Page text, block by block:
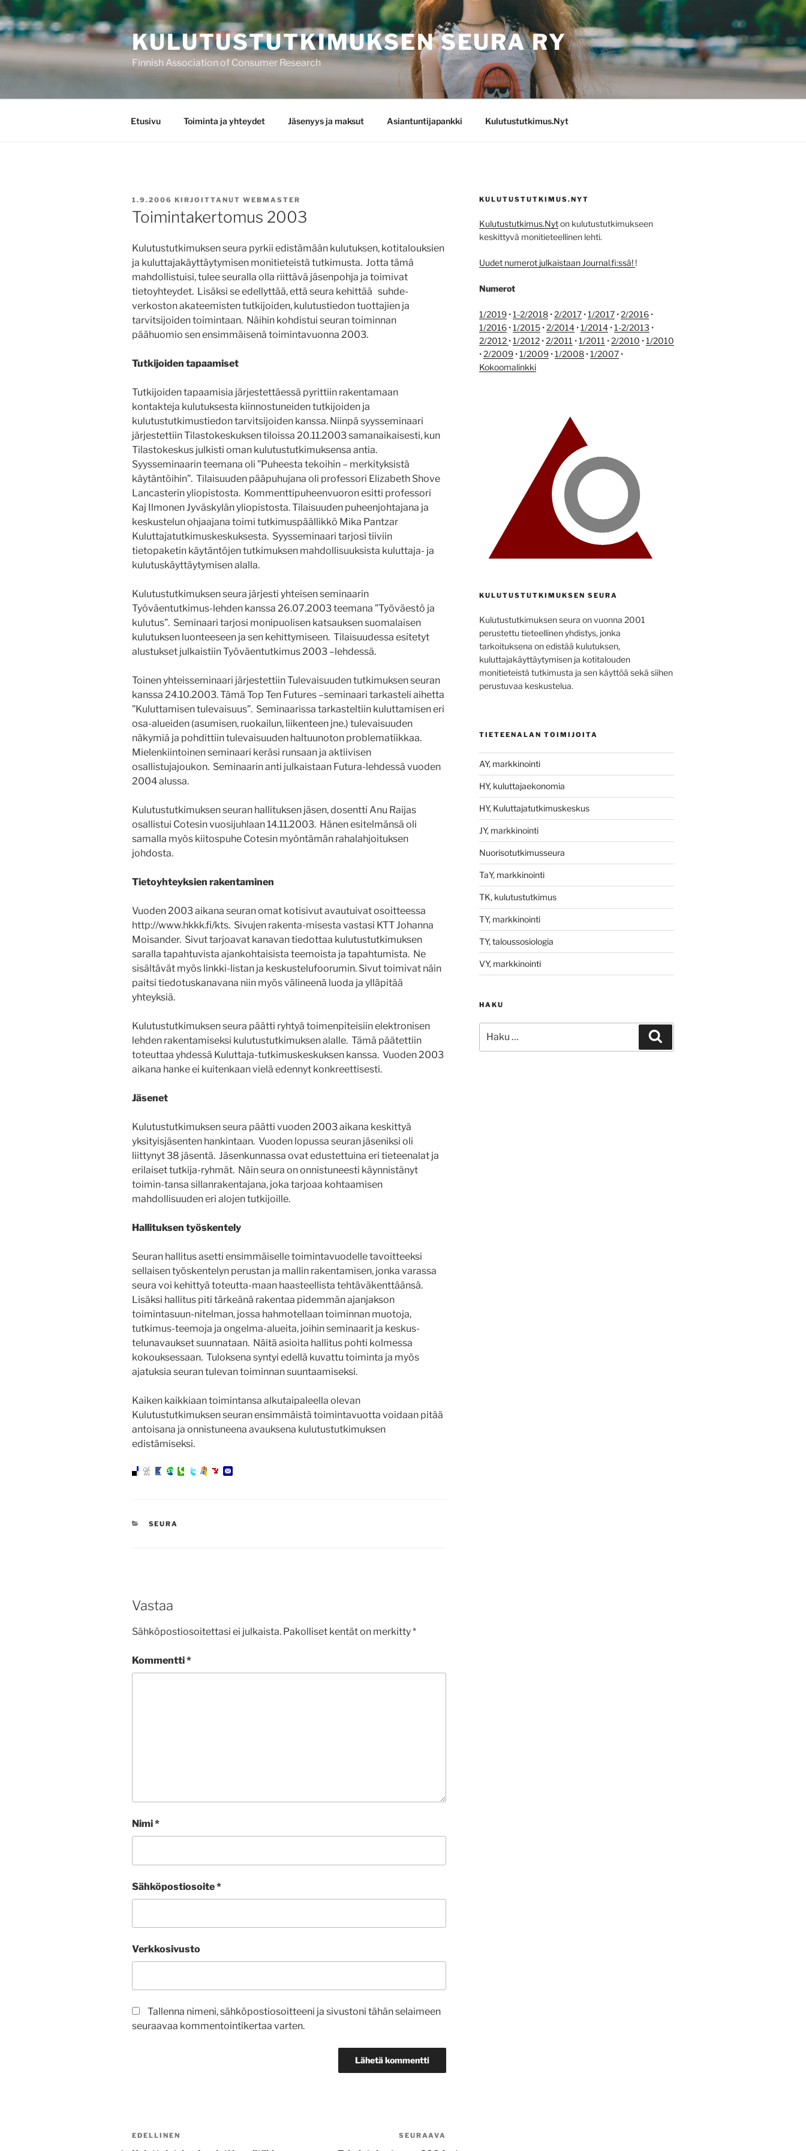
Siirry
sisältöön
KULUTUSTUTKIMUKSEN SEURA RY
Finnish Association of Consumer Research
Etusivu Toiminta ja yhteydet Jäsenyys ja maksut Asiantuntijapankki Kulutustutkimus.Nyt
JULKAISTU
1.9.2006 KIRJOITTANUT WEBMASTER
Toimintakertomus 2003
Kulutustutkimuksen seura pyrkii edistämään kulutuksen, kotitalouksien
ja kuluttajakäyttäytymisen monitieteistä tutkimusta. Jotta tämä
mahdollistuisi, tulee seuralla olla riittävä jäsenpohja ja toimivat
tietoyhteydet. Lisäksi se edellyttää, että seura kehittää suhde-
verkoston akateemisten tutkijoiden, kulutustiedon tuottajien ja
tarvitsijoiden toimintaan. Näihin kohdistui seuran toiminnan
päähuomio sen ensimmäisenä toimintavuonna 2003.
Tutkijoiden tapaamiset
Tutkijoiden tapaamisia järjestettäessä pyrittiin rakentamaan
kontakteja kulutuksesta kiinnostuneiden tutkijoiden ja
kulutustutkimustiedon tarvitsijoiden kanssa. Niinpä syysseminaari
järjestettiin Tilastokeskuksen tiloissa 20.11.2003 samanaikaisesti, kun
Tilastokeskus julkisti oman kulutustutkimuksensa antia.
Syysseminaarin teemana oli ”Puheesta tekoihin – merkityksistä
käytäntöihin”. Tilaisuuden pääpuhujana oli professori Elizabeth Shove
Lancasterin yliopistosta. Kommenttipuheenvuoron esitti professori
Kaj Ilmonen Jyväskylän yliopistosta. Tilaisuuden puheenjohtajana ja
keskustelun ohjaajana toimi tutkimuspäällikkö Mika Pantzar
Kuluttajatutkimuskeskuksesta. Syysseminaari tarjosi tiiviin
tietopaketin käytäntöjen tutkimuksen mahdollisuuksista kuluttaja- ja
kulutuskäyttäytymisen alalla.
Kulutustutkimuksen seura järjesti yhteisen seminaarin
Työväentutkimus-lehden kanssa 26.07.2003 teemana ”Työväestö ja
kulutus”. Seminaari tarjosi monipuolisen katsauksen suomalaisen
kulutuksen luonteeseen ja sen kehittymiseen. Tilaisuudessa esitetyt
alustukset julkaistiin Työväentutkimus 2003 –lehdessä.
Toinen yhteisseminaari järjestettiin Tulevaisuuden tutkimuksen seuran
kanssa 24.10.2003. Tämä Top Ten Futures –seminaari tarkasteli aihetta
”Kuluttamisen tulevaisuus”. Seminaarissa tarkasteltiin kuluttamisen eri
osa-alueiden (asumisen, ruokailun, liikenteen jne.) tulevaisuuden
näkymiä ja pohdittiin tulevaisuuden haltuunoton problematiikkaa.
Mielenkiintoinen seminaari keräsi runsaan ja aktiivisen
osallistujajoukon. Seminaarin anti julkaistaan Futura-lehdessä vuoden
2004 alussa.
Kulutustutkimuksen seuran hallituksen jäsen, dosentti Anu Raijas
osallistui Cotesin vuosijuhlaan 14.11.2003. Hänen esitelmänsä oli
samalla myös kiitospuhe Cotesin myöntämän rahalahjoituksen
johdosta.
Tietoyhteyksien rakentaminen
Vuoden 2003 aikana seuran omat kotisivut avautuivat osoitteessa
http://www.hkkk.fi/kts. Sivujen rakenta-misesta vastasi KTT Johanna
Moisander. Sivut tarjoavat kanavan tiedottaa kulutustutkimuksen
saralla tapahtuvista ajankohtaisista teemoista ja tapahtumista. Ne
sisältävät myös linkki-listan ja keskustelufoorumin. Sivut toimivat näin
paitsi tiedotuskanavana niin myös välineenä luoda ja ylläpitää
yhteyksiä.
Kulutustutkimuksen seura päätti ryhtyä toimenpiteisiin elektronisen
lehden rakentamiseksi kulutustutkimuksen alalle. Tämä päätettiin
toteuttaa yhdessä Kuluttaja-tutkimuskeskuksen kanssa. Vuoden 2003
aikana hanke ei kuitenkaan vielä edennyt konkreettisesti.
Jäsenet
Kulutustutkimuksen seura päätti vuoden 2003 aikana keskittyä
yksityisjäsenten hankintaan. Vuoden lopussa seuran jäseniksi oli
liittynyt 38 jäsentä. Jäsenkunnassa ovat edustettuina eri tieteenalat ja
erilaiset tutkija-ryhmät. Näin seura on onnistuneesti käynnistänyt
toimin-tansa sillanrakentajana, joka tarjoaa kohtaamisen
mahdollisuuden eri alojen tutkijoille.
Hallituksen työskentely
Seuran hallitus asetti ensimmäiselle toimintavuodelle tavoitteeksi
sellaisen työskentelyn perustan ja mallin rakentamisen, jonka varassa
seura voi kehittyä toteutta-maan haasteellista tehtäväkenttäänsä.
Lisäksi hallitus piti tärkeänä rakentaa pidemmän ajanjakson
toimintasuun-nitelman, jossa hahmotellaan toiminnan muotoja,
tutkimus-teemoja ja ongelma-alueita, joihin seminaarit ja keskus-
telunavaukset suunnataan. Näitä asioita hallitus pohti kolmessa
kokouksessaan. Tuloksena syntyi edellä kuvattu toiminta ja myös
ajatuksia seuran tulevan toiminnan suuntaamiseksi.
Kaiken kaikkiaan toimintansa alkutaipaleella olevan
Kulutustutkimuksen seuran ensimmäistä toimintavuotta voidaan pitää
antoisana ja onnistuneena avauksena kulutustutkimuksen
edistämiseksi.
KATEGORIAT
SEURA
Vastaa
Sähköpostiosoitettasi ei julkaista. Pakolliset kentät on merkitty*
Kommentti*
Nimi*
Sähköpostiosoite*
Verkkosivusto
Tallenna nimeni, sähköpostiosoitteeni ja sivustoni tähän selaimeen
seuraavaa kommentointikertaa varten.
Artikkelien
Edellinen
EDELLINEN SEURAAVA
KULUTUSTUTKIMUS.NYT
Kulutustutkimus.Nyton kulutustutkimukseen
keskittyvä monitieteellinen lehti.
Uudet numerot julkaistaan Journal.fi:ssä! !
Numerot
1/2019•1-2/2018•2/2017•1/2017•2/2016•
1/2016•1/2015•2/2014•1/2014•1-2/2013 •
2/2012 •1/2012•2/2011 •1/2011 •2/2010 •1/2010
•2/2009•1/2009•1/2008•1/2007•
Kokoomalinkki
KULUTUSTUTKIMUKSEN SEURA
Kulutustutkimuksen seura on vuonna 2001
perustettu tieteellinen yhdistys, jonka
tarkoituksena on edistää kulutuksen,
kuluttajakäyttäytymisen ja kotitalouden
monitieteistä tutkimusta ja sen käyttöä sekä siihen
perustuvaa keskustelua.
TIETEENALAN TOIMIJOITA
AY, markkinointi
HY, kuluttajaekonomia
HY, Kuluttajatutkimuskeskus
JY, markkinointi
Nuorisotutkimusseura
TaY, markkinointi
TK, kulutustutkimus
TY, markkinointi
TY, taloussosiologia
VY, markkinointi
HAKU